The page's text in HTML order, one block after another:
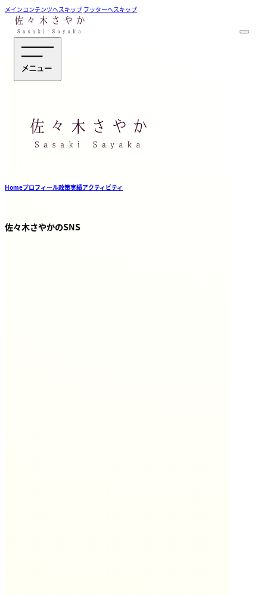
メインコンテンツへスキップ フッターへスキップ
Homeプロフィール政策実績アクティビティ
佐々木さやかのSNS